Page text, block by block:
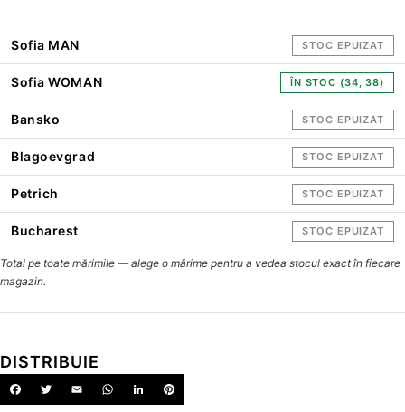
Sofia MAN STOC EPUIZAT
Sofia WOMAN ÎN STOC (34, 38)
Bansko STOC EPUIZAT
Blagoevgrad STOC EPUIZAT
Petrich STOC EPUIZAT
Bucharest STOC EPUIZAT
Total pe toate mărimile — alege o mărime pentru a vedea stocul exact în fiecare
magazin.
DISTRIBUIE